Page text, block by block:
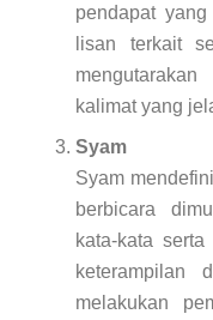
pendapat
lisan terkait
kalimat yang
Syam
Syam
berbicara
kata-kata
keterampilan
melakukan